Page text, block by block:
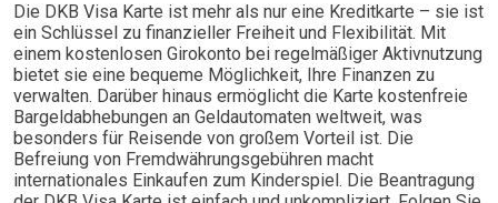
Die DKB Visa Karte ist mehr als nur eine Kreditkarte – sie ist
ein Schlüssel zu finanzieller Freiheit und Flexibilität. Mit
einem kostenlosen Girokonto bei regelmäßiger Aktivnutzung
bietet sie eine bequeme Möglichkeit, Ihre Finanzen zu
verwalten. Darüber hinaus ermöglicht die Karte kostenfreie
Bargeldabhebungen an Geldautomaten weltweit, was
besonders für Reisende von großem Vorteil ist. Die
Befreiung von Fremdwährungsgebühren macht
internationales Einkaufen zum Kinderspiel. Die Beantragung